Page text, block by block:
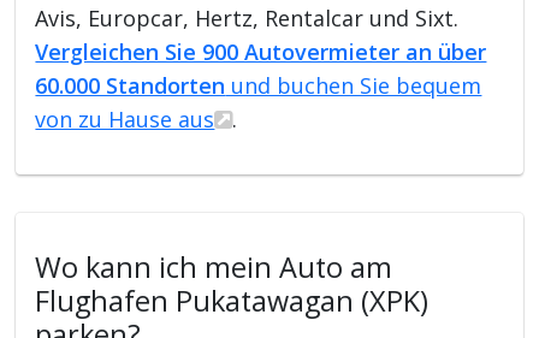
Avis, Europcar, Hertz, Rentalcar und Sixt.
Vergleichen Sie 900 Autovermieter an über
60.000 Standorten und buchen Sie bequem
von zu Hause aus
.
Wo kann ich mein Auto am
Flughafen Pukatawagan (XPK)